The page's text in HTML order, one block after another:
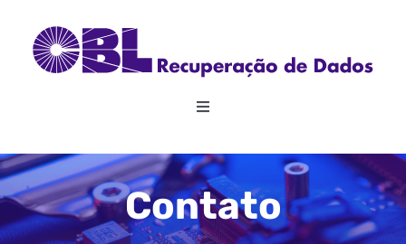
content
Toggle
Sobre Contato